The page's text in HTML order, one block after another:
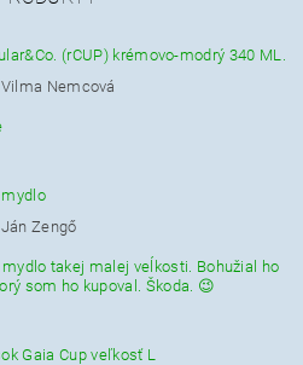
(rCUP) krémovo-modrý 340 ML.
Vilma Nemcová
Ján Zengő
takej malej veĺkosti. Bohužial ho
som ho kupoval. Škoda. 😉
Gaia Cup veľkosť L